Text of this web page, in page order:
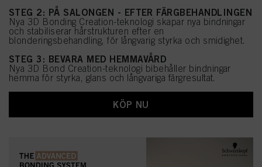
STEG 2: PÅ SALONGEN - EFTER FÄRGBEHANDLINGEN
Nya 3D Bonding Creation-teknologi skapar nya bindningar
och stabiliserar hårstrukturen efter en
blonderingsbehandling, för långvarig styrka och smidighet.
STEG 3: BEVARA MED HEMMAVÅRD
Nya 3D Bond Creation-teknologi bibehåller bindningar
hemma för styrka, glans och långvariga färgresultat.
KÖP NU